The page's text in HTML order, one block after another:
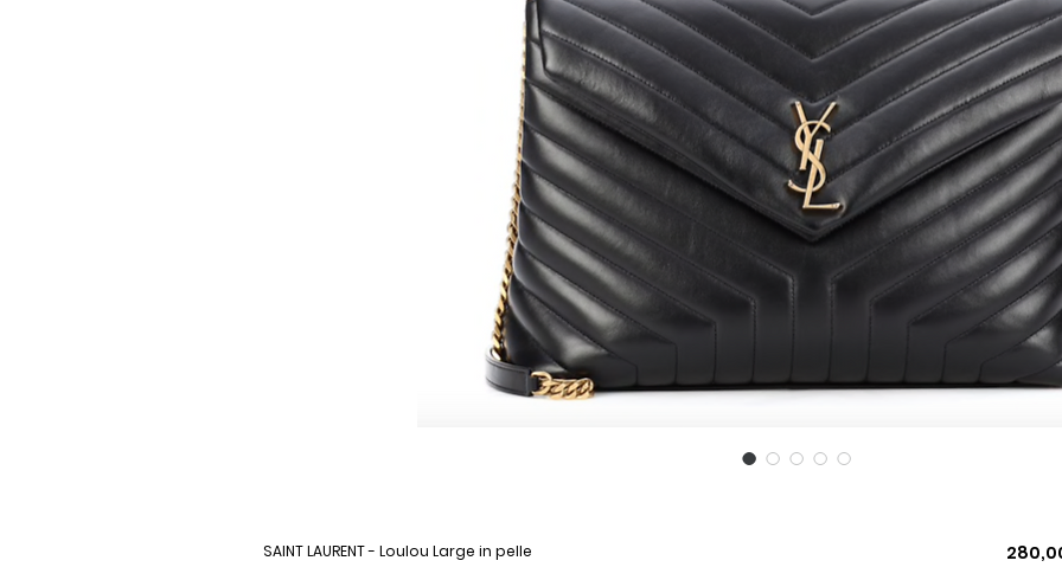
SAINT LAURENT - Loulou Large in pelle